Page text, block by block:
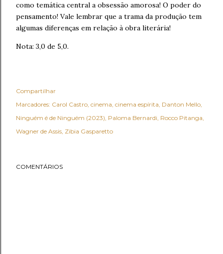
como temática central a obsessão amorosa! O poder do
pensamento! Vale lembrar que a trama da produção tem
algumas diferenças em relação à obra literária!
Nota: 3,0 de 5,0.
Compartilhar
Marcadores: Carol Castro cinema cinema espírita Danton Mello
Ninguém é de Ninguém (2023) Paloma Bernardi Rocco Pitanga
Wagner de Assis Zibia Gasparetto
COMENTÁRIOS